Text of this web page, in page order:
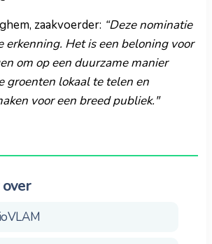
zaakvoerder: “Deze nominatie
erkenning. Het is een beloning voor
om op een duurzame manier
groenten lokaal te telen en
voor een breed publiek."